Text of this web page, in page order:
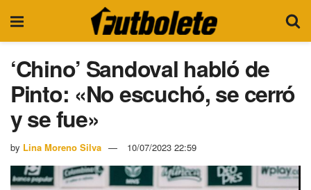
‘Chino’ Sandoval habló de
Pinto: «No escuchó, se cerró
y se fue»
by Lina Moreno Silva 10/07/2023 22:59